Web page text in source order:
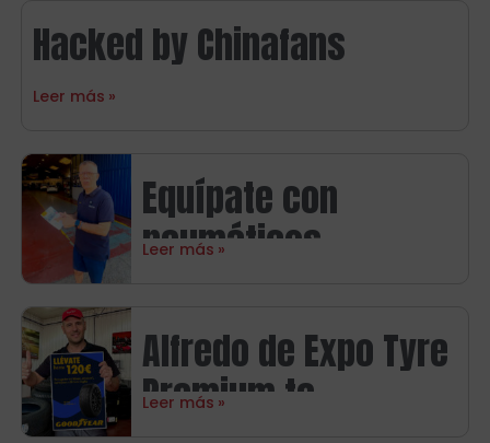
Hacked by Chinafans
Leer más
Equípate con
neumáticos
hasta 100€ en
carburante
Leer más
Alfredo de Expo Tyre
Premium te
Leer más